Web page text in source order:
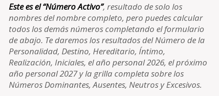
Este es el “Número Activo”, resultado de solo los
nombres del nombre completo, pero puedes calcular
todos los demás números completando el formulario
de abajo. Te daremos los resultados del Número de la
Personalidad, Destino, Hereditario, Íntimo,
Realización, Iniciales, el año personal 2026, el próximo
año personal 2027 y la grilla completa sobre los
Números Dominantes, Ausentes, Neutros y Excesivos.